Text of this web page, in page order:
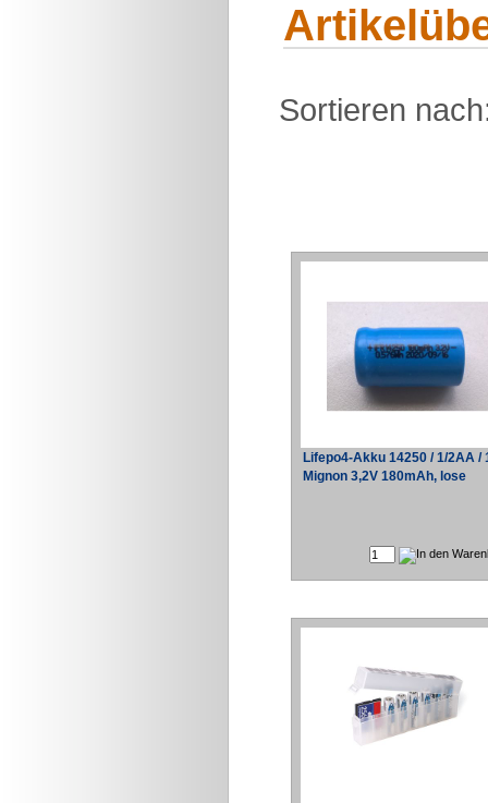
Sortieren
Lifepo4-Akku 14250 / 1/2AA /
Mignon 3,2V 180mAh, lose